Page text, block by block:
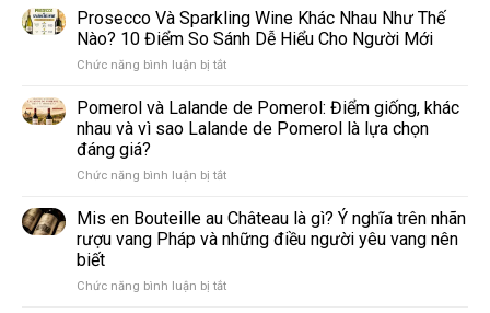
giống
nho
trắng
làm
vang
phổ
thế
Prosecco Và Sparkling Wine Khác Nhau Như Thế
Nào? 10 Điểm So Sánh Dễ Hiểu Cho Người Mới
Chức năng bình luận bị tắtở
Và
Sparkling
Wine
Nhau
Thế
Nào?
10
So
Pomerol và Lalande de Pomerol: Điểm giống, khác
nhau và vì sao Lalande de Pomerol là lựa chọn
đáng giá?
Chức năng bình luận bị tắtở
và
Lalande
de
Điểm
Mis en Bouteille au Château là gì? Ý nghĩa trên nhãn
rượu vang Pháp và những điều người yêu vang nên
biết
Chức năng bình luận bị tắtở